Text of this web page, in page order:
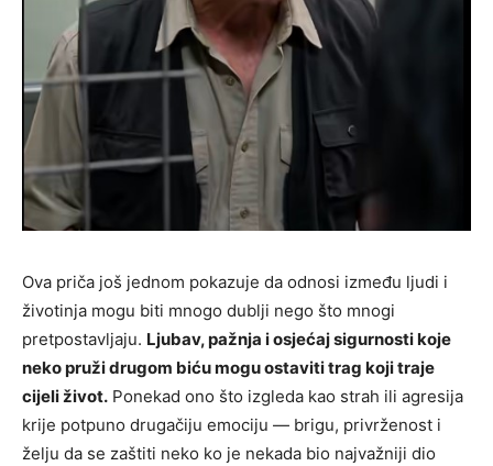
Ova priča još jednom pokazuje da odnosi između ljudi i
životinja mogu biti mnogo dublji nego što mnogi
pretpostavljaju. Ljubav, pažnja i osjećaj sigurnosti koje
neko pruži drugom biću mogu ostaviti trag koji traje
cijeli život. Ponekad ono što izgleda kao strah ili agresija
krije potpuno drugačiju emociju — brigu, privrženost i
želju da se zaštiti neko ko je nekada bio najvažniji dio